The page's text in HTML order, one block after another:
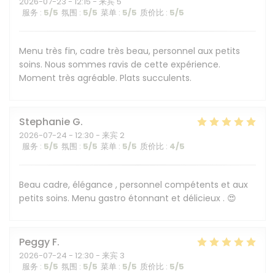
服务 : 5/5 氛围 : 5/5 菜单 : 5/5 质价比 : 5/5
Menu très fin, cadre très beau, personnel aux petits
soins. Nous sommes ravis de cette expérience.
Moment très agréable. Plats succulents.
Stephanie G
2026-07-24 - 12:30 - 来宾 2
服务 : 5/5 氛围 : 5/5 菜单 : 5/5 质价比 : 4/5
Beau cadre, élégance , personnel compétents et aux
petits soins. Menu gastro étonnant et délicieux . 😍
Peggy F
2026-07-24 - 12:30 - 来宾 3
服务 : 5/5 氛围 : 5/5 菜单 : 5/5 质价比 : 5/5